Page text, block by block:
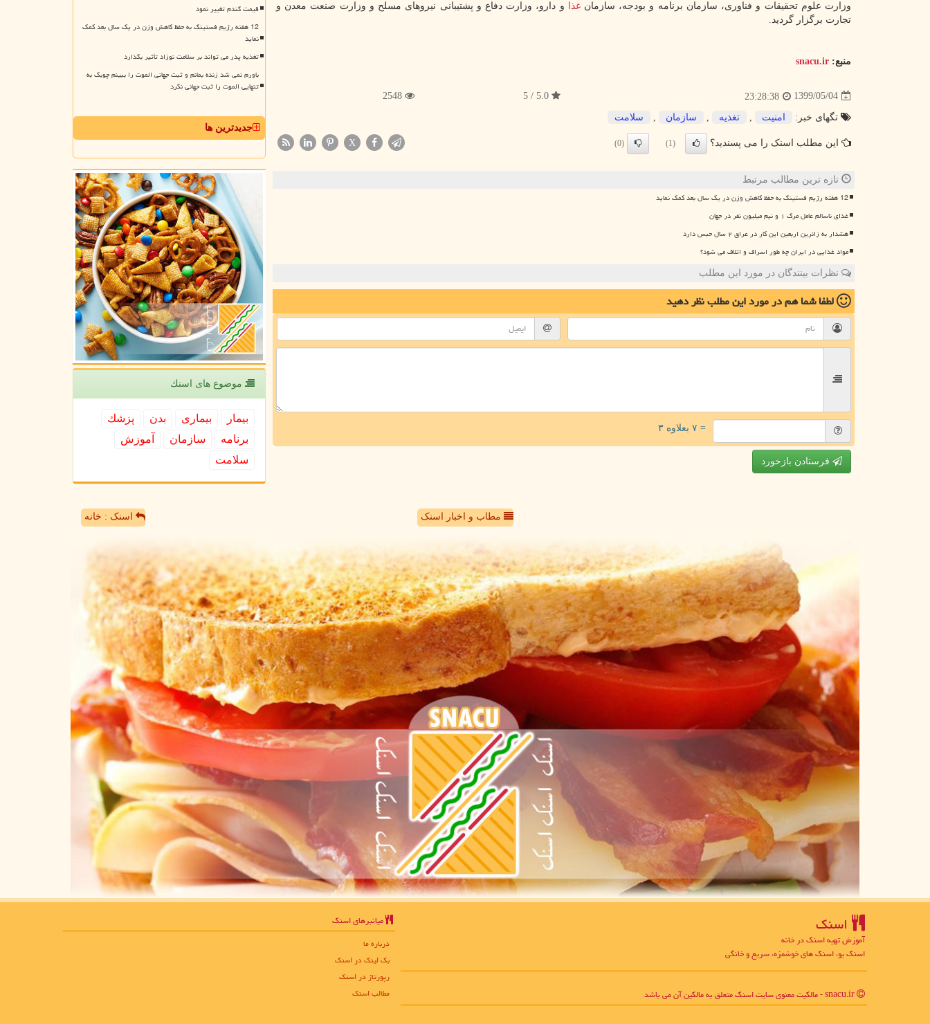
وزارت علوم تحقیقات و فناوری، سازمان برنامه و بودجه، سازمانغذا
و دارو، وزارت دفاع و پشتیبانی نیروهای مسلح و وزارت صنعت معدن و
تجارت برگزار گردید.
منبع: snacu.ir
1399/05/04
23:28:38
5.0 / 5
2548
تگهای خبر: امنیت تغذیه سازمان سلامت
این مطلب اسنک را می پسندید؟ (1)
(0)
X
تازه ترین مطالب مرتبط
12 هفته رژیم فستینگ به حفظ کاهش وزن در یک سال بعد کمک نماید
غذای ناسالم عامل مرگ ۱ و نیم میلیون نفر در جهان
هشدار به زائرین اربعین این کار در عراق ۲ سال حبس دارد
مواد غذایی در ایران چه طور اسراف و اتلاف می شود؟
نظرات بینندگان در مورد این مطلب
لطفا شما همدر مورد این مطلبنظر دهید
= ۷ بعلاوه ۳
فرستادن بازخورد
قیمت گندم تغییر نمود
12 هفته رژیم فستینگ به حفظ کاهش وزن در یک سال بعد کمک
نماید
تغذیه پدر می تواند بر سلامت نوزاد تأثیر بگذارد
باورم نمی شد زنده بمانم و ثبت جهانی الموت را ببینم چوبک به
تنهایی الموت را ثبت جهانی نکرد
جدیدترین ها
موضوع های اسنك
بیمار بیماری بدن
پزشك
برنامه
سازمان
آموزش
سلامت
مطاب و اخبار اسنک اسنک : خانه
اسنك
آموزش تهیه اسنک در خانه
اسنک یو، اسنک های خوشمزه، سریع و خانگی
میانبرهای اسنك
درباره ما
بک لینک در اسنك
رپورتاژ در اسنك
مطالب اسنك